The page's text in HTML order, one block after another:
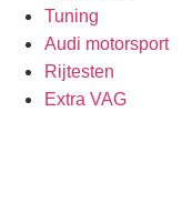
Tuning
Audi motorsport
Rijtesten
Extra VAG